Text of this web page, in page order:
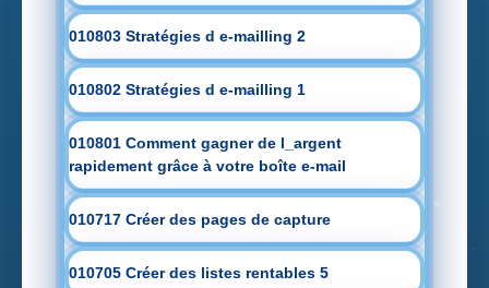
010803 Stratégies d e-mailling 2
010802 Stratégies d e-mailling 1
010801 Comment gagner de l_argent
rapidement grâce à votre boîte e-mail
010717 Créer des pages de capture
010705 Créer des listes rentables 5